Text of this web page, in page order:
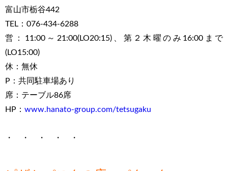
富山市栃谷442
TEL：076-434-6288
営：11:00～21:00(LO20:15)、第２木曜のみ16:00まで
(LO15:00)
休：無休
P：共同駐車場あり
席：テーブル86席
HP： www.hanato-group.com/tetsugaku
・ ・ ・ ・ ・